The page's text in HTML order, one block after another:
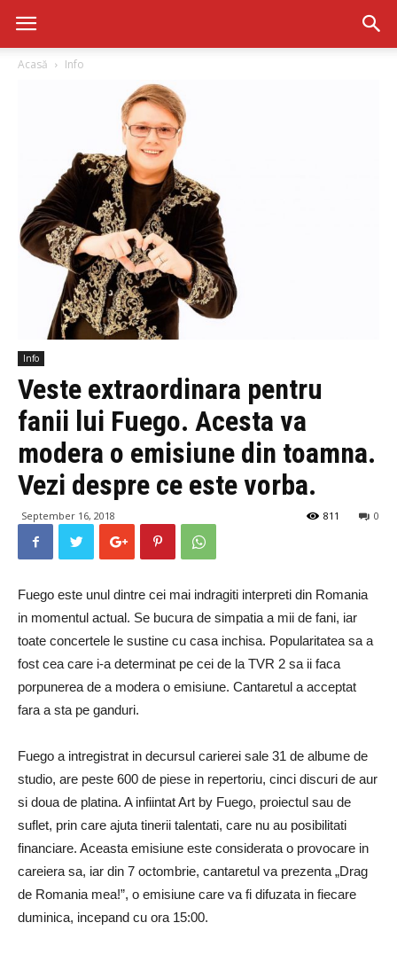
Acasă Info
Info
Veste extraordinara pentru
fanii lui Fuego. Acesta va
modera o emisiune din toamna.
Vezi despre ce este vorba.
September 16, 2018 0
811
Fuego este unul dintre cei mai indragiti interpreti din Romania
in momentul actual. Se bucura de simpatia a mii de fani, iar
toate concertele le sustine cu casa inchisa. Popularitatea sa a
fost cea care i-a determinat pe cei de la TVR 2 sa ii faca
porpunerea de a modera o emisiune. Cantaretul a acceptat
fara a sta pe ganduri.
Fuego a intregistrat in decursul carierei sale 31 de albume de
studio, are peste 600 de piese in repertoriu, cinci discuri de aur
si doua de platina. A infiintat Art by Fuego, proiectul sau de
suflet, prin care ajuta tinerii talentati, care nu au posibilitati
financiare. Aceasta emisiune este considerata o provocare in
careiera sa, iar din 7 octombrie, cantaretul va prezenta „Drag
de Romania mea!”, o emisiune care va fi difuzata in fiecare
duminica, incepand cu ora 15:00.